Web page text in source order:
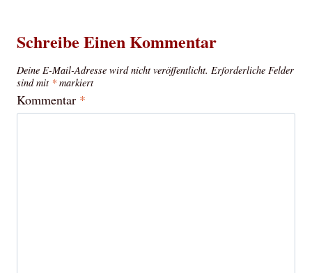
Schreibe Einen Kommentar
Deine E-Mail-Adresse wird nicht veröffentlicht. Erforderliche Felder
sind mit * markiert
Kommentar *